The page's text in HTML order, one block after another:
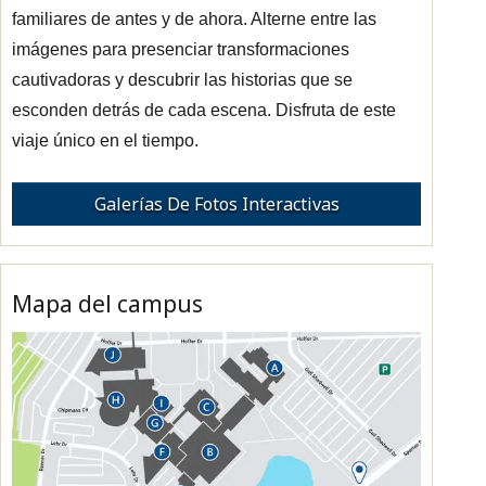
familiares de antes y de ahora. Alterne entre las
imágenes para presenciar transformaciones
cautivadoras y descubrir las historias que se
esconden detrás de cada escena. Disfruta de este
viaje único en el tiempo.
Galerías De Fotos Interactivas
Mapa del campus